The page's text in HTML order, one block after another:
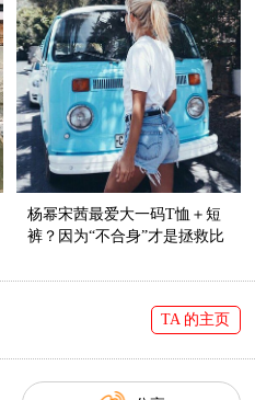
杨幂宋茜最爱大一码T恤＋短
裤？因为“不合身”才是拯救比
TA 的主页